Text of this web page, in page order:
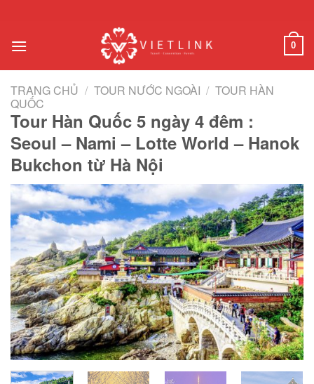
nội
0
TRANG CHỦ / TOUR NƯỚC NGOÀI / TOUR HÀN
QUỐC
Tour Hàn Quốc 5 ngày 4 đêm :
Seoul – Nami – Lotte World – Hanok
Bukchon từ Hà Nội